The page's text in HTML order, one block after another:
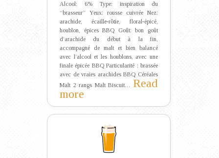
Alcool: 6% Type: inspiration du
“brasseur” Yeux: rousse cuivrée Nez:
arachide, écaille-rôtie, floral-épicé,
houblon, épices BBQ Goût: bon goût
d’arachide du début à la fin,
accompagné de malt et bien balancé
avec l’alcool et les houblons, avec une
finale épicée BBQ Particularité : brassée
avec de vraies arachides BBQ Céréales
Malt 2 rangs Malt Biscuit… Read
more
BBQ